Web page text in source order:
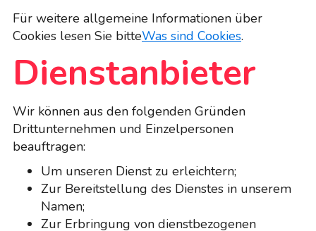
Für weitere allgemeine Informationen über
Cookies lesen Sie bitteWas sind Cookies.
Dienstanbieter
Wir können aus den folgenden Gründen
Drittunternehmen und Einzelpersonen
beauftragen:
Um unseren Dienst zu erleichtern;
Zur Bereitstellung des Dienstes in unserem
Namen;
Zur Erbringung von dienstbezogenen